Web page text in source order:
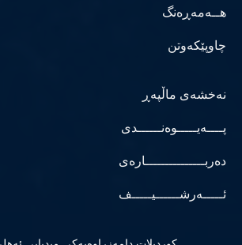
هــەمەڕەنگ
چاوپێکەوتن
نەخشەی ماڵپەڕ
پــــەیـــــوەنــــــدی
دەربـــــــــــــــارەی
ئـــــەرشــــــیـــــف